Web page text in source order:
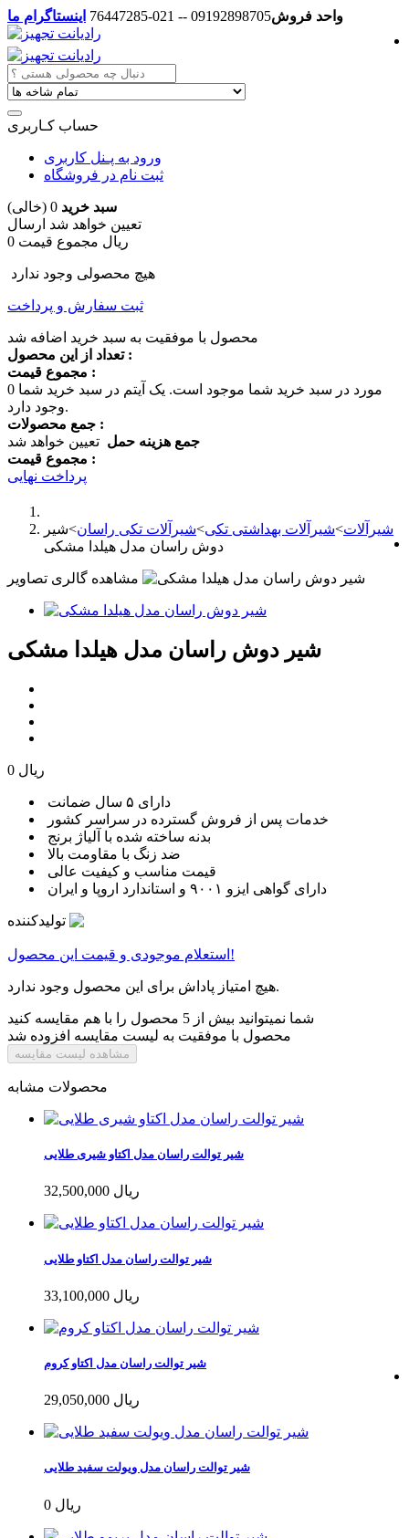
واحد فروش09192898705 -- 021-76447285 اینستاگرام ما
حساب کـاربری
ورود به پـنل کاربری
ثبت نام در فروشگاه
سبد خرید 0 (خالی)
تعیین خواهد شد ارسال
0 ریال مجموع قیمت
هیچ محصولی وجود ندارد
ثبت سفارش و پرداخت
محصول با موفقیت به سبد خرید اضافه شد
تعداد از این محصول :
مجموع قیمت :
0
مورد در سبد خرید شما موجود است. یک آیتم در سبد خرید شما
وجود دارد.
جمع محصولات :
جمع هزینه حمل تعیین خواهد شد
مجموع قیمت :
پرداخت نهایی
شیرآلات>شیرآلات بهداشتی تکی>شیرآلات تکی راسان>شیر
دوش راسان مدل هیلدا مشکی
مشاهده گالری تصاویر
شیر دوش راسان مدل هیلدا مشکی
0 ریال
دارای ۵ سال ضمانت
خدمات پس از فروش گسترده در سراسر کشور
بدنه ساخته شده با آلیاژ برنج
ضد زنگ با مقاومت بالا
قیمت مناسب و کیفیت عالی
دارای گواهی ایزو ۹۰۰۱ و استاندارد اروپا و ایران
تولیدکننده
استعلام موجودی و قیمت این محصول!
هیچ امتیاز پاداش برای این محصول وجود ندارد.
شما نمیتوانید بیش از 5 محصول را با هم مقایسه کنید
محصول با موفقیت به لیست مقایسه افزوده شد
مشاهده لیست مقایسه
محصولات مشابه
شیر توالت راسان مدل اکتاو شیری طلایی
32,500,000 ریال
شیر توالت راسان مدل اکتاو طلایی
33,100,000 ریال
شیر توالت راسان مدل اکتاو کروم
29,050,000 ریال
شیر توالت راسان مدل ویولت سفید طلایی
0 ریال